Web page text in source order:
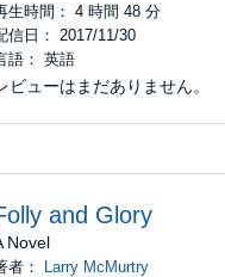
生時間： 4 時間 48 分
信日： 2017/11/30
語： 英語
ビューはまだありません。
and Glory
Novel
者：
Larry McMurtry